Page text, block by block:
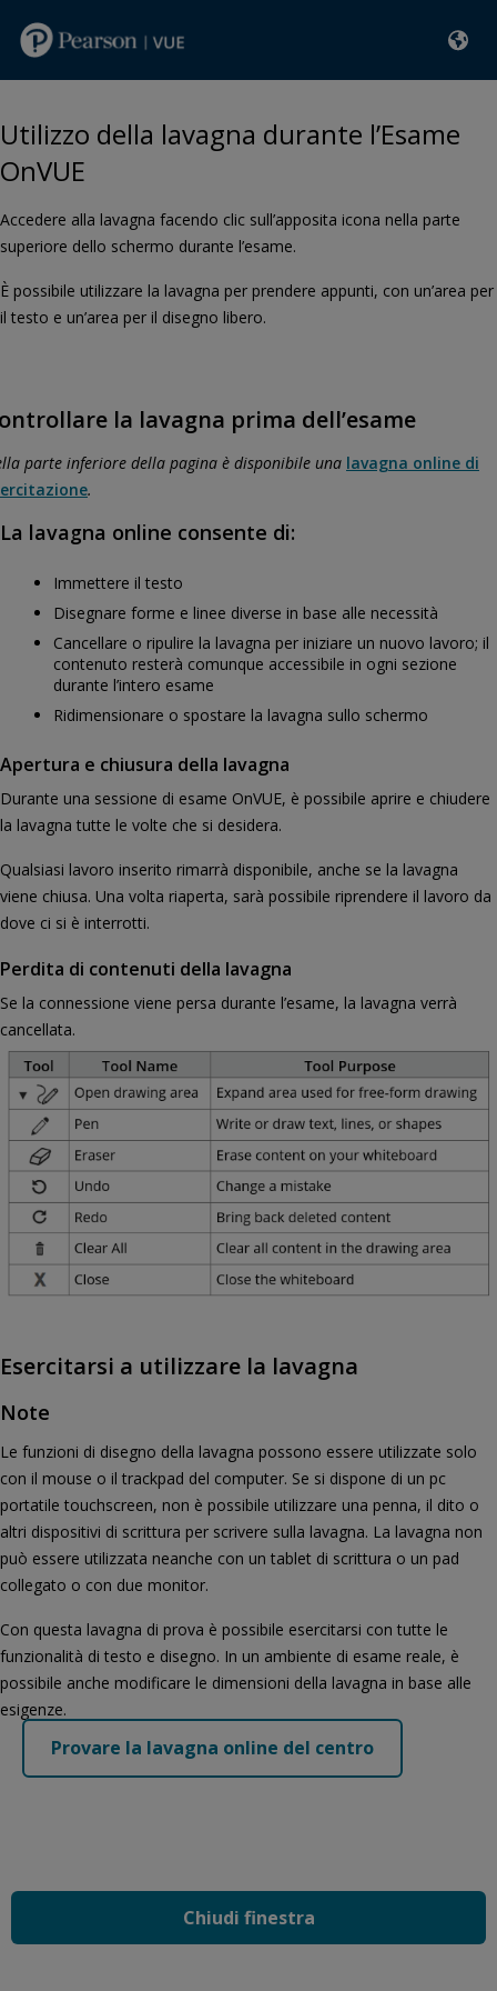
Utilizzo della lavagna durante l’Esame
OnVUE
Accedere alla lavagna facendo clic sull’apposita icona nella parte
superiore dello schermo durante l’esame.
È possibile utilizzare la lavagna per prendere appunti, con un’area per
il testo e un’area per il disegno libero.
la lavagna prima dell’esame
parte inferiore della pagina è disponibile una lavagna online di
.
La lavagna online consente di:
Immettere il testo
Disegnare forme e linee diverse in base alle necessità
Cancellare o ripulire la lavagna per iniziare un nuovo lavoro; il
contenuto resterà comunque accessibile in ogni sezione
durante l’intero esame
Ridimensionare o spostare la lavagna sullo schermo
Apertura e chiusura della lavagna
Durante una sessione di esame OnVUE, è possibile aprire e chiudere
la lavagna tutte le volte che si desidera.
Qualsiasi lavoro inserito rimarrà disponibile, anche se la lavagna
viene chiusa. Una volta riaperta, sarà possibile riprendere il lavoro da
dove ci si è interrotti.
Perdita di contenuti della lavagna
Se la connessione viene persa durante l’esame, la lavagna verrà
cancellata.
Esercitarsi a utilizzare la lavagna
Note
Le funzioni di disegno della lavagna possono essere utilizzate solo
con il mouse o il trackpad del computer. Se si dispone di un pc
portatile touchscreen, non è possibile utilizzare una penna, il dito o
altri dispositivi di scrittura per scrivere sulla lavagna. La lavagna non
può essere utilizzata neanche con un tablet di scrittura o un pad
collegato o con due monitor.
Con questa lavagna di prova è possibile esercitarsi con tutte le
funzionalità di testo e disegno. In un ambiente di esame reale, è
possibile anche modificare le dimensioni della lavagna in base alle
esigenze.
Provare la lavagna online del centro
Chiudi finestra